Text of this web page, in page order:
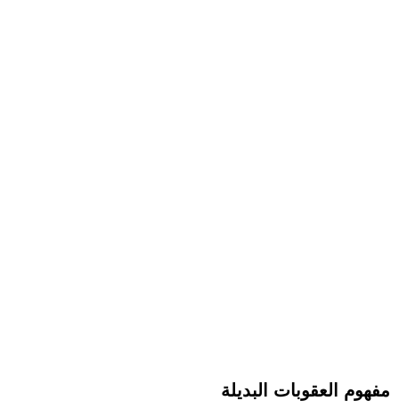
مفهوم العقوبات البديلة